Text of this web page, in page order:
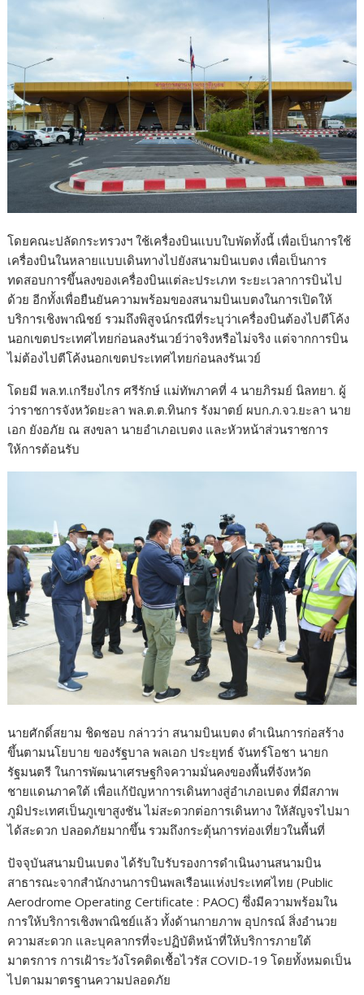
โดยคณะปลัดกระทรวงฯ ใช้เครื่องบินแบบใบพัดทั้งนี้ เพื่อเป็นการใช้
เครื่องบินในหลายแบบเดินทางไปยังสนามบินเบตง เพื่อเป็นการ
ทดสอบการขึ้นลงของเครื่องบินแต่ละประเภท ระยะเวลาการบินไป
ด้วย อีกทั้งเพื่อยืนยันความพร้อมของสนามบินเบตงในการเปิดให้
บริการเชิงพาณิชย์ รวมถึงพิสูจน์กรณีที่ระบุว่าเครื่องบินต้องไปตีโค้ง
นอกเขตประเทศไทยก่อนลงรันเวย์ว่าจริงหรือไม่จริง แต่จากการบิน
ไม่ต้องไปตีโค้งนอกเขตประเทศไทยก่อนลงรันเวย์
โดยมี พล.ท.เกรียงไกร ศรีรักษ์ แม่ทัพภาคที่ 4 นายภิรมย์ นิลทยา. ผู้
ว่าราชการจังหวัดยะลา พล.ต.ต.ทินกร รังมาตย์ ผบก.ภ.จว.ยะลา นาย
เอก ยังอภัย ณ สงขลา นายอำเภอเบตง และหัวหน้าส่วนราชการ
ให้การต้อนรับ
นายศักดิ์สยาม ชิดชอบ กล่าวว่า สนามบินเบตง ดำเนินการก่อสร้าง
ขึ้นตามนโยบาย ของรัฐบาล พลเอก ประยุทธ์ จันทร์โอชา นายก
รัฐมนตรี ในการพัฒนาเศรษฐกิจความมั่นคงของพื้นที่จังหวัด
ชายแดนภาคใต้ เพื่อแก้ปัญหาการเดินทางสู่อำเภอเบตง ที่มีสภาพ
ภูมิประเทศเป็นภูเขาสูงชัน ไม่สะดวกต่อการเดินทาง ให้สัญจรไปมา
ได้สะดวก ปลอดภัยมากขึ้น รวมถึงกระตุ้นการท่องเที่ยวในพื้นที่
ปัจจุบันสนามบินเบตง ได้รับใบรับรองการดำเนินงานสนามบิน
สาธารณะจากสำนักงานการบินพลเรือนแห่งประเทศไทย (Public
Aerodrome Operating Certificate : PAOC) ซึ่งมีความพร้อมใน
การให้บริการเชิงพาณิชย์แล้ว ทั้งด้านกายภาพ อุปกรณ์ สิ่งอำนวย
ความสะดวก และบุคลากรที่จะปฏิบัติหน้าที่ให้บริการภายใต้
มาตรการ การเฝ้าระวังโรคติดเชื้อไวรัส COVID-19 โดยทั้งหมดเป็น
ไปตามมาตรฐานความปลอดภัย